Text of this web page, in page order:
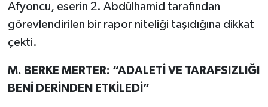
Afyoncu, eserin 2. Abdülhamid tarafından
görevlendirilen bir rapor niteliği taşıdığına dikkat
çekti.
M. BERKE MERTER: “ADALETİ VE TARAFSIZLIĞI
BENİ DERİNDEN ETKİLEDİ”